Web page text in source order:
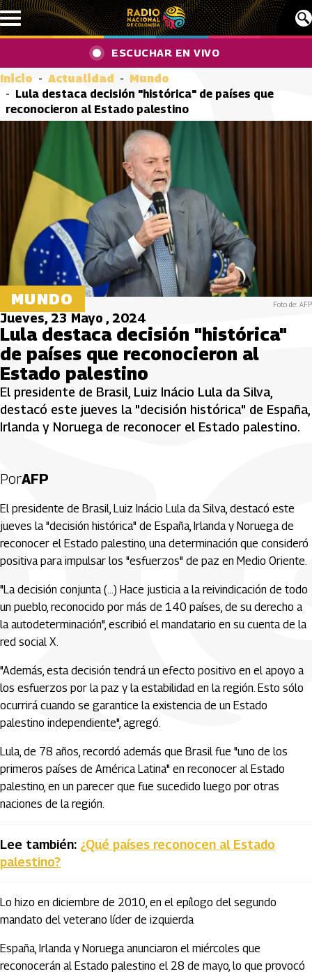
Pasar al contenido principal
ESCUCHAR EN VIVO
Inicio Actualidad
Mundo
Lula destaca decisión "histórica" de países que
reconocieron al Estado palestino
MUNDO Foto de: AFP
Jueves, 23 Mayo , 2024
Lula destaca decisión "histórica"
de países que reconocieron al
Estado palestino
El presidente de Brasil, Luiz Inácio Lula da Silva,
destacó este jueves la "decisión histórica" de España,
Irlanda y Noruega de reconocer el Estado palestino.
PorAFP
El presidente de Brasil, Luiz Inácio Lula da Silva, destacó este
jueves la "decisión histórica" de España, Irlanda y Noruega de
reconocer el Estado palestino, una determinación que consideró
positiva para impulsar los "esfuerzos" de paz en Medio Oriente.
"La decisión conjunta (...) Hace justicia a la reivindicación de todo
un pueblo, reconocido por más de 140 países, de su derecho a
la autodeterminación", escribió el mandatario en su cuenta de la
red social X.
"Además, esta decisión tendrá un efecto positivo en el apoyo a
los esfuerzos por la paz y la estabilidad en la región. Esto sólo
ocurrirá cuando se garantice la existencia de un Estado
palestino independiente", agregó.
Lula, de 78 años, recordó además que Brasil fue "uno de los
primeros países de América Latina" en reconocer al Estado
palestino, en un parecer que fue sucedido luego por otras
naciones de la región.
Lee también: ¿Qué países reconocen al Estado
palestino?
Lo hizo en diciembre de 2010, en el epílogo del segundo
mandato del veterano líder de izquierda
España, Irlanda y Noruega anunciaron el miércoles que
reconocerán al Estado palestino el 28 de mayo, lo que provocó